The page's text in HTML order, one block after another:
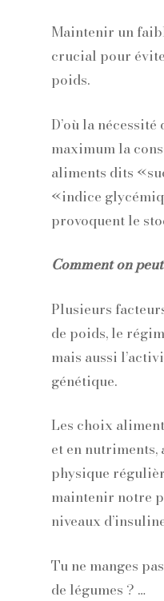
Maintenir un
crucial pour
poids.
D’où la
maximum la
aliments dits
«indice
provoquent le
Comment on
Plusieurs
de poids, le
mais aussi
génétique.
Les choix
et en nutriments,
physique
maintenir notre
niveaux
Tu ne manges
de légumes ? …